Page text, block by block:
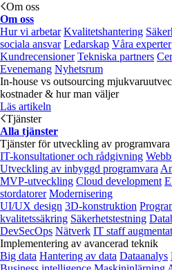
Om oss
Om oss
Hur vi arbetar Kvalitetshantering
sociala ansvar Ledarskap Våra experter
Kundrecensioner Tekniska partners
Evenemang Nyhetsrum
In-house vs outsourcing
kostnader & hur man väljer
Läs artikeln
Tjänster
Alla tjänster
Tjänster för utveckling av
IT-konsultationer och rådgivning
Utveckling av inbyggd programvara
MVP-utveckling Cloud development
stordatorer Modernisering
UI/UX design 3D-konstruktion
kvalitetssäkring Säkerhetstestning
DevSecOps Nätverk IT staff
Implementering av avancerad teknik
Big data Hantering av data Dataanalys